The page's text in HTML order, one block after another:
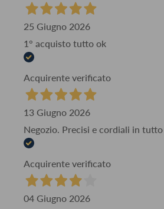
25 Giugno 2026
1° acquisto tutto ok
Acquirente verificato
13 Giugno 2026
Negozio. Precisi e cordiali in
Acquirente verificato
04 Giugno 2026